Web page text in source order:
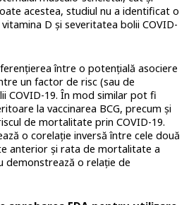
acestea, studiul nu a identificat o
D și severitatea bolii COVID-
între o potențială asociere
un factor de risc (sau de
COVID-19. În mod similar pot fi
la vaccinarea BCG, precum și
de mortalitate prin COVID-19.
o corelație inversă între cele două
anterior și rata de mortalitate a
demonstrează o relație de